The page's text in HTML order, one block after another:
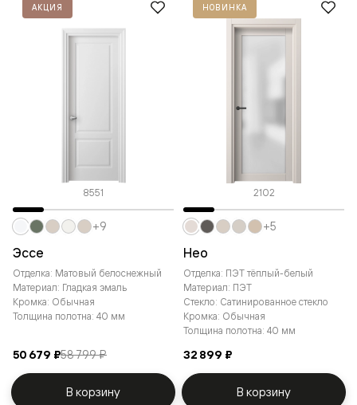
АКЦИЯ
8551
Эссе
Отделка: Матовый белоснежный
Материал: Гладкая эмаль
Кромка: Обычная
Толщина полотна: 40 мм
50 679 ₽58 799 ₽
+9
В корзину
НОВИНКА
2102
Нео
Отделка: ПЭТ тёплый-белый
Материал: ПЭТ
Стекло: Сатинированное стекло
Кромка: Обычная
Толщина полотна: 40 мм
32 899 ₽
+5
В корзину